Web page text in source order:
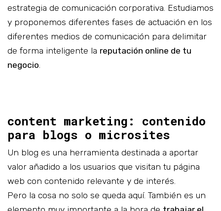
estrategia de comunicación corporativa. Estudiamos
y proponemos diferentes fases de actuación en los
diferentes medios de comunicación para delimitar
de forma inteligente la reputación online de tu
negocio.
content marketing: contenido
para blogs o microsites
Un blog es una herramienta destinada a aportar
valor añadido a los usuarios que visitan tu página
web con contenido relevante y de interés.
Pero la cosa no solo se queda aquí. También es un